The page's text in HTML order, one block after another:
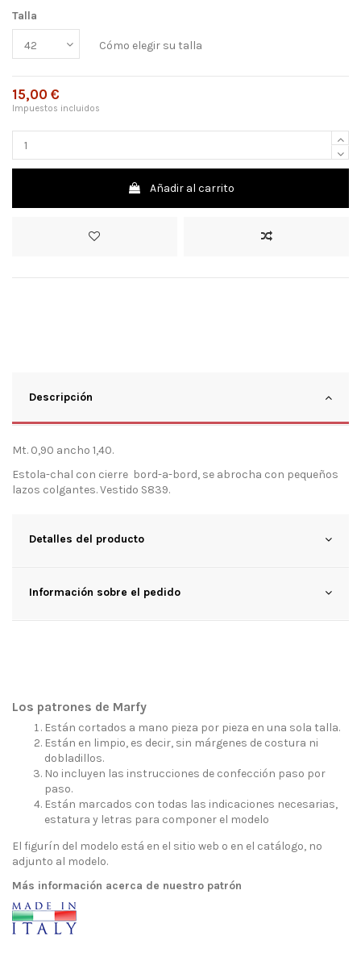
Talla
Cómo elegir su talla
15,00 €
Impuestos incluidos
Añadir al carrito
Descripción
Mt. 0,90 ancho 1,40.
Estola-chal con cierre bord-a-bord, se abrocha con pequeños
lazos colgantes. Vestido S839.
Detalles del producto
Información sobre el pedido
Los patrones de Marfy
Están cortados a mano pieza por pieza en una sola talla.
Están en limpio, es decir, sin márgenes de costura ni
dobladillos.
No incluyen las instrucciones de confección paso por
paso.
Están marcados con todas las indicaciones necesarias,
estatura y letras para componer el modelo
El figurín del modelo está en el sitio web o en el catálogo, no
adjunto al modelo.
Más información acerca de nuestro patrón